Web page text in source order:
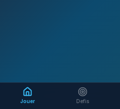
Jouer Defis